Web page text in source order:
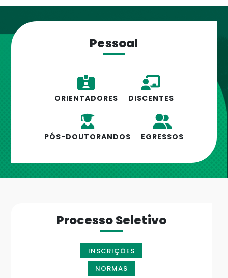
Pessoal
ORIENTADORES DISCENTES
PÓS-DOUTORANDOS EGRESSOS
Processo Seletivo
INSCRIÇÕES
NORMAS